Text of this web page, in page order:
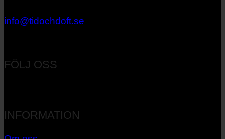
info@tidochdoft.se
FÖLJ OSS
INFORMATION